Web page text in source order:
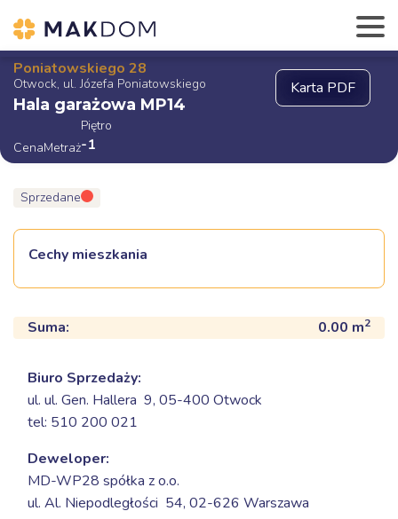
Poniatowskiego 28
Otwock, ul. Józefa Poniatowskiego
Hala garażowa MP14
CenaMetraż
Piętro
-1
Sprzedane
Cechy mieszkania
Suma: 0.00 m2
Biuro Sprzedaży:
ul. ul. Gen. Hallera 9, 05-400 Otwock
tel: 510 200 021
Deweloper:
MD-WP28 spółka z o.o.
ul. Al. Niepodległości 54, 02-626 Warszawa